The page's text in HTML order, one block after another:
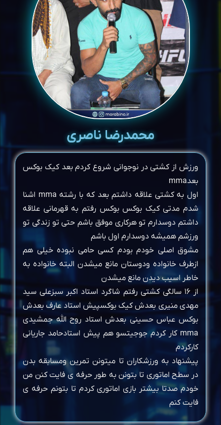
محمدرضا ناصری
ورزش از کشتی در نوجوانی شروع کردم بعد کیک بوکس
بعدmma
اول به کشتی علاقه داشتم بعد که با رشته mma اشنا
شدم مدتی کیک بوکس بوکس رفتم به قهرمانی علاقه
داشتم دوسدارم تو هرکاری موفق باشم حتی تو زندگی تو
ورزشم همیشه دوسدارم اول باشم
مشوق اصلی خودم بودم کسی حامی نبوده خیلی هم
ازطرف خانواده ودوستان مانع میشدن البته خانواده به
خاطر اسیب دیدن مانع میشدن
از ۱۶ سالگی کشتی رفتم شاگرد استاد اکبر سبزعلی سید
مهدی منیری بعدش کیک بوکسپیش استاد عارف بعدش
بوکس عباس حسینی بعدش استاد روح الله جمشیدی
mma کار کردم جوجیتسو هم پیش استادحامد جاریانی
کارکردم
پیشنهاد به ورزشکاران تا میتونن تمرین ومسابقه بدن
در سطح اماتوری تا بتونن به طور حرفه ی فایت کنن من
خودم صدتا بیشتر بازی اماتوری کردم تا بتونم حرفه ی
فایت کنم